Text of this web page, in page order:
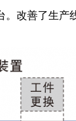
。改善了生